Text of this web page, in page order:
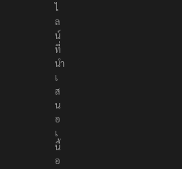
น
ไ
ล
น์
ที่
นำ
เ
ส
น
อ
เ
นื้